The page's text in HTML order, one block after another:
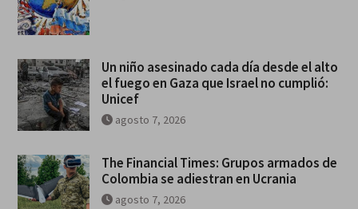
Un niño asesinado cada día desde el alto
el fuego en Gaza que Israel no cumplió:
Unicef
agosto 7, 2026
The Financial Times: Grupos armados de
Colombia se adiestran en Ucrania
agosto 7, 2026